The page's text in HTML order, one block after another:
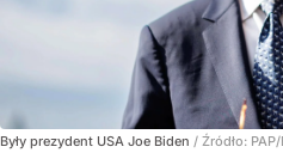
Były prezydent USA Joe Biden / Źródło: